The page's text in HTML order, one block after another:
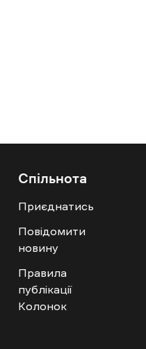
Спільнота
Приєднатись
Повідомити
новину
Правила
публікації
Колонок